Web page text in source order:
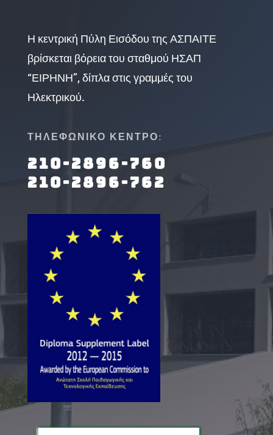
Η κεντρική Πύλη Εισόδου της ΑΣΠΑΙΤΕ
βρίσκεται βόρεια του σταθμού ΗΣΑΠ
“ΕΙΡΗΝΗ”, δίπλα στις γραμμές του
Ηλεκτρικού.
ΤΗΛΕΦΩΝΙΚΟ ΚΕΝΤΡΟ:
210-2896-760
210-2896-762